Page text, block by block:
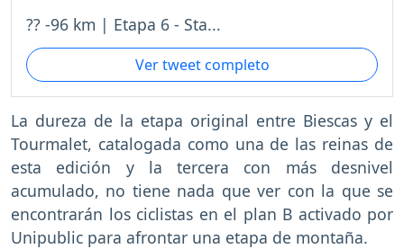
?? -96 km | Etapa 6 - Sta...
Ver tweet completo
La dureza de la etapa original entre Biescas y el
Tourmalet, catalogada como una de las reinas de
esta edición y la tercera con más desnivel
acumulado, no tiene nada que ver con la que se
encontrarán los ciclistas en el plan B activado por
Unipublic para afrontar una etapa de montaña.